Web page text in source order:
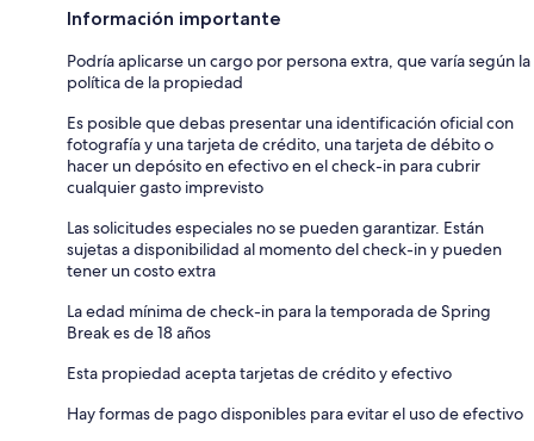
Información importante
Podría aplicarse un cargo por persona extra, que varía según la
política de la propiedad
Es posible que debas presentar una identificación oficial con
fotografía y una tarjeta de crédito, una tarjeta de débito o
hacer un depósito en efectivo en el check-in para cubrir
cualquier gasto imprevisto
Las solicitudes especiales no se pueden garantizar. Están
sujetas a disponibilidad al momento del check-in y pueden
tener un costo extra
La edad mínima de check-in para la temporada de Spring
Break es de 18 años
Esta propiedad acepta tarjetas de crédito y efectivo
Hay formas de pago disponibles para evitar el uso de efectivo